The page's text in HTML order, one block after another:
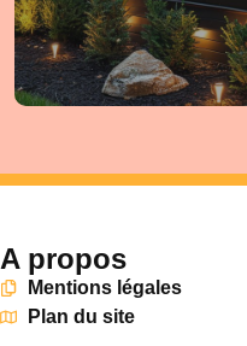
A propos
Mentions légales
Plan du site